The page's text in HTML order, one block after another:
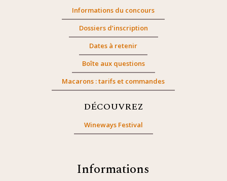
Informations du concours
Dossiers d’inscription
Dates à retenir
Boîte aux questions
Macarons : tarifs et commandes
DÉCOUVREZ
Wineways Festival
Informations